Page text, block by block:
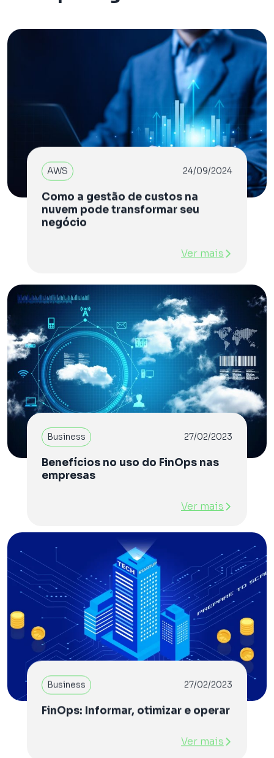
AWS 24/09/2024
Como a gestão de custos na
nuvem pode transformar seu
negócio
Ver mais
Business 27/02/2023
Benefícios no uso do FinOps nas
empresas
Ver mais
Business 27/02/2023
FinOps: Informar, otimizar e operar
Ver mais